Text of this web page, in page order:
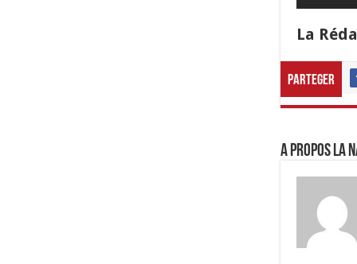
La
Parteger
A propos LA